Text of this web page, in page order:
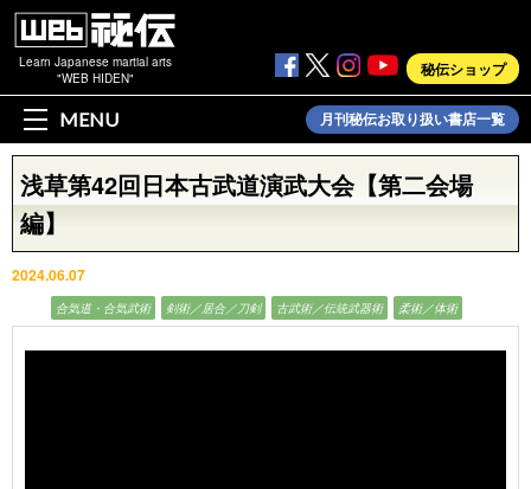
Learn Japanese martial arts
"WEB HIDEN"
秘伝ショップ
MENU 月刊秘伝お取り扱い書店一覧
浅草第42回日本古武道演武大会【第二会場
編】
2024.06.07
合気道・合気武術 剣術／居合／刀剣 古武術／伝統武器術 柔術／体術